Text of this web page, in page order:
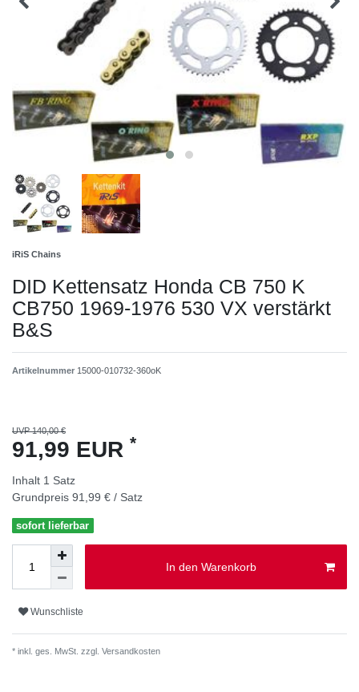
iRiS Chains
DID Kettensatz Honda CB 750 K
CB750 1969-1976 530 VX verstärkt
B&S
Artikelnummer 15000-010732-360oK
UVP 140,00 €
91,99 EUR *
Inhalt 1 Satz
Grundpreis 91,99 € / Satz
sofort lieferbar
In den Warenkorb
Wunschliste
* inkl. ges. MwSt. zzgl. Versandkosten